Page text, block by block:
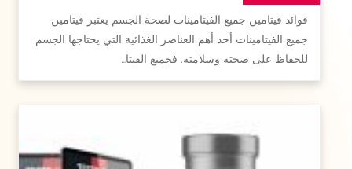
فوائد فيتامين جميع الفيتامينات لصحة الجسم يعتبر فيتامين
جميع الفيتامينات أحد أهم العناصر الغذائية التي يحتاجها الجسم
للحفاظ على صحته وسلامته. فجميع الفيتا…